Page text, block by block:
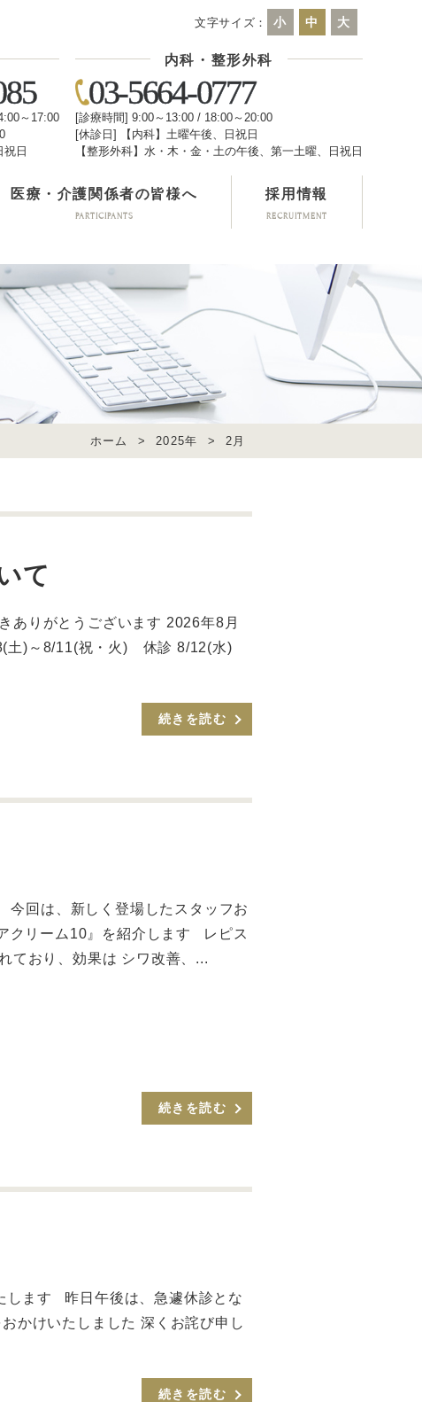
文字サイズ： 小 中 大
～17:00
日
内科・整形外科
03-5664-0777
[診療時間] 9:00～13:00 / 18:00～20:00
[休診日] 【内科】土曜午後、日祝日
【整形外科】水・木・金・土の午後、第一土曜、日祝日
PARTICIPANTS
医療・介護関係者の皆様へ
RECRUITMENT
採用情報
ホーム > 2025年 > 2月
て
ありがとうございます 2026年8月
土)～8/11(祝・火) 休診 8/12(水)
続きを読む
回は、新しく登場したスタッフお
クリーム10』を紹介します レピス
ており、効果は シワ改善、...
続きを読む
します 昨日午後は、急遽休診とな
かけいたしました 深くお詫び申し
続きを読む